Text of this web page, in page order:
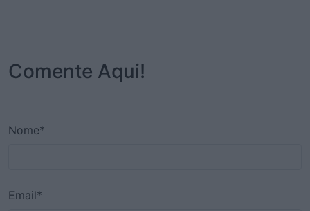
Comente Aqui!
Nome*
Email*